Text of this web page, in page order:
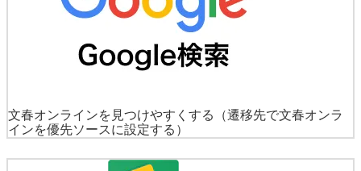
文春オンラインを見つけやすくする
（遷移先で文春オンラ
インを優先ソースに設定する）